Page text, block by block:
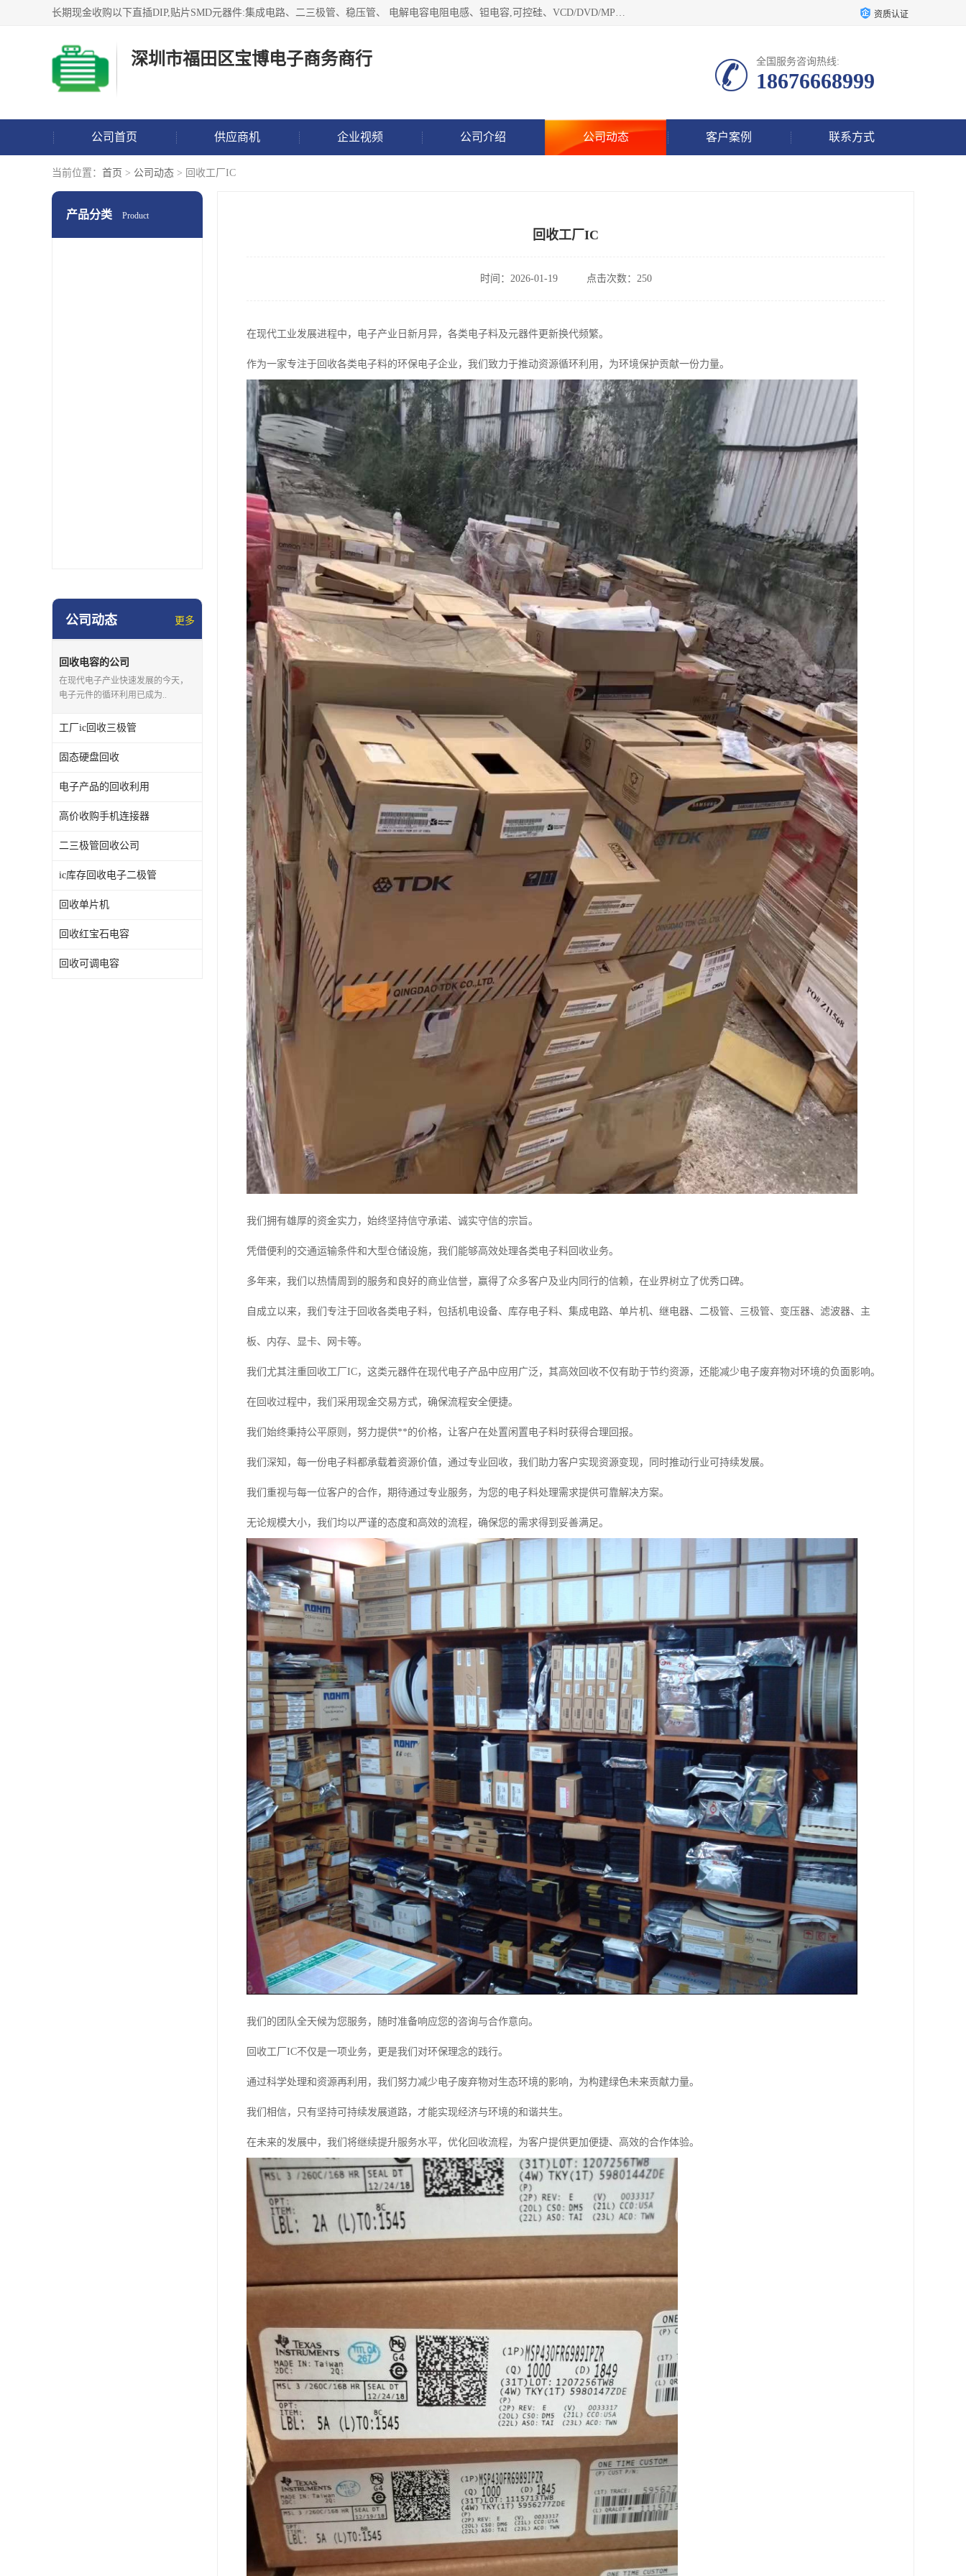
长期现金收购以下直插DIP,贴片SMD元器件:集成电路、二三极管、稳压管、 电解电容电阻电感、钽电容,可控硅、VCD/DVD/MP3激光头、红外发射接收、行管、 BGA芯片,霍尔元件、发光管、晶振,继电器,舌簧管舌簧继电器等各种电子元器件 , 量大量小不限!QQ9 联系电话谢先生 E-mail 资质认证
深圳市福田区宝博电子商务商行 全国服务咨询热线:
18676668999
公司首页 供应商机 企业视频 公司介绍 公司动态 客户案例 联系方式
当前位置： 首页 > 公司动态 > 回收工厂IC
产品分类 Product
公司动态 更多
回收电容的公司
在现代电子产业快速发展的今天，
电子元件的循环利用已成为..
工厂ic回收三极管
固态硬盘回收
电子产品的回收利用
高价收购手机连接器
二三极管回收公司
ic库存回收电子二极管
回收单片机
回收红宝石电容
回收可调电容
回收工厂IC
时间：2026-01-19 点击次数：250
在现代工业发展进程中，电子产业日新月异，各类电子料及元器件更新换代频繁。
作为一家专注于回收各类电子料的环保电子企业，我们致力于推动资源循环利用，为环境保护贡献一份力量。
我们拥有雄厚的资金实力，始终坚持信守承诺、诚实守信的宗旨。
凭借便利的交通运输条件和大型仓储设施，我们能够高效处理各类电子料回收业务。
多年来，我们以热情周到的服务和良好的商业信誉，赢得了众多客户及业内同行的信赖，在业界树立了优秀口碑。
自成立以来，我们专注于回收各类电子料，包括机电设备、库存电子料、集成电路、单片机、继电器、二极管、三极管、变压器、滤波器、主
板、内存、显卡、网卡等。
我们尤其注重回收工厂IC，这类元器件在现代电子产品中应用广泛，其高效回收不仅有助于节约资源，还能减少电子废弃物对环境的负面影响。
在回收过程中，我们采用现金交易方式，确保流程安全便捷。
我们始终秉持公平原则，努力提供**的价格，让客户在处置闲置电子料时获得合理回报。
我们深知，每一份电子料都承载着资源价值，通过专业回收，我们助力客户实现资源变现，同时推动行业可持续发展。
我们重视与每一位客户的合作，期待通过专业服务，为您的电子料处理需求提供可靠解决方案。
无论规模大小，我们均以严谨的态度和高效的流程，确保您的需求得到妥善满足。
我们的团队全天候为您服务，随时准备响应您的咨询与合作意向。
回收工厂IC不仅是一项业务，更是我们对环保理念的践行。
通过科学处理和资源再利用，我们努力减少电子废弃物对生态环境的影响，为构建绿色未来贡献力量。
我们相信，只有坚持可持续发展道路，才能实现经济与环境的和谐共生。
在未来的发展中，我们将继续提升服务水平，优化回收流程，为客户提供更加便捷、高效的合作体验。